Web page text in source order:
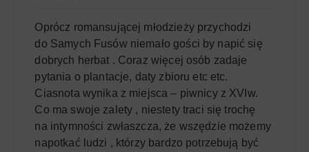
Oprócz romansującej młodzieży przychodzi
do Samych Fusów niemało gości by napić się
dobrych herbat . Coraz więcej osób zadaje
pytania o plantacje, daty zbioru etc etc.
Ciasnota wynika z miejsca – piwnicy z XVIw.
Co ma swoje zalety , niestety traci się trochę
na intymności zwłaszcza, że wszędzie możemy
napotkać ludzi , którzy bardzo potrzebują być